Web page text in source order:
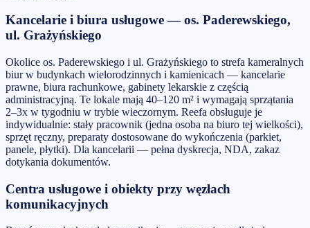
Kancelarie i biura usługowe — os. Paderewskiego,
ul. Grażyńskiego
Okolice os. Paderewskiego i ul. Grażyńskiego to strefa kameralnych
biur w budynkach wielorodzinnych i kamienicach — kancelarie
prawne, biura rachunkowe, gabinety lekarskie z częścią
administracyjną. Te lokale mają 40–120 m² i wymagają sprzątania
2–3x w tygodniu w trybie wieczornym. Reefa obsługuje je
indywidualnie: stały pracownik (jedna osoba na biuro tej wielkości),
sprzęt ręczny, preparaty dostosowane do wykończenia (parkiet,
panele, płytki). Dla kancelarii — pełna dyskrecja, NDA, zakaz
dotykania dokumentów.
Centra usługowe i obiekty przy węzłach
komunikacyjnych